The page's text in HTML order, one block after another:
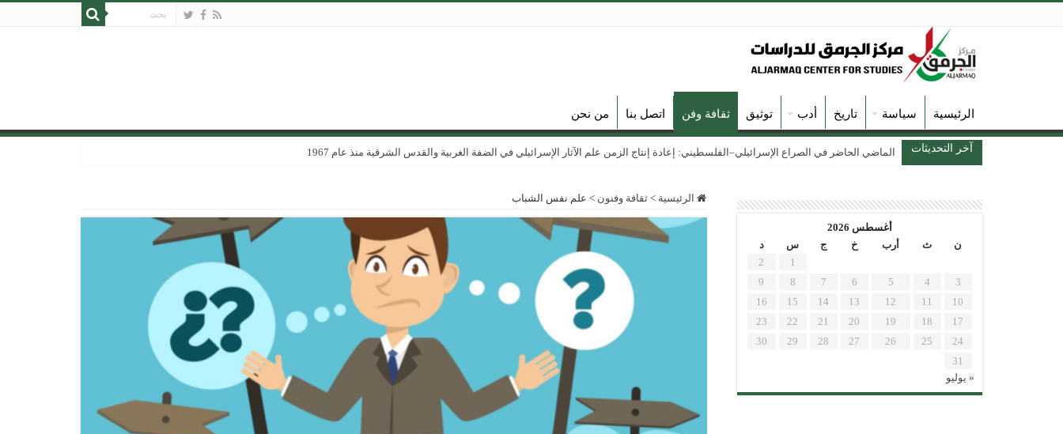
الرئيسية سياسة تاريخ أدب توثيق ثقافة وفن اتصل بنا من نحن
آخر التحديثات الماضي الحاضر في الصراع الإسرائيلي–الفلسطيني: إعادة إنتاج الزمن علم الآثار الإسرائيلي في الضفة الغربية والقدس الشرقية منذ عام 1967
الرئيسية > ثقافة وفنون > علم نفس الشباب
أغسطس 2026
ن
ث أرب خ ج س
د
1
2
3
4
5
6
7
8
9
10
11
12
13
14
15
16
17
18
19
20
21
22
23
24
25
26
27
28
29
30
31
« يوليو